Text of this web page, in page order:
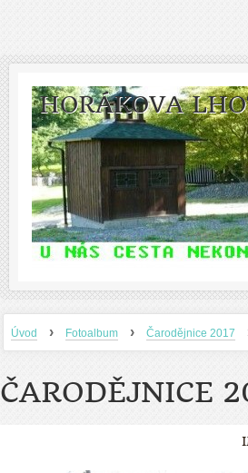
HORÁKOVA
Úvod › Fotoalbum › Čarodějnice 2017
ČARODĚJNICE